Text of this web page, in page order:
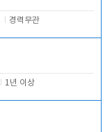
경력무관
1년 이상